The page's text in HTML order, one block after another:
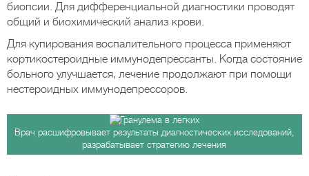
биопсии. Для дифференциальной диагностики проводят
общий и биохимический анализ крови.
Для купирования воспалительного процесса применяют
кортикостероидные иммунодепрессанты. Когда состояние
больного улучшается, лечение продолжают при помощи
нестероидных иммунодепрессоров.
Врач расшифровывает результаты диагностических исследований,
разрабатывает стратегию лечения